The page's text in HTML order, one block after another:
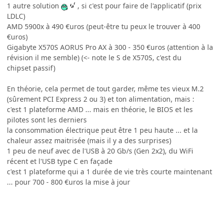
1 autre solution
, si c'est pour faire de l'applicatif (prix
LDLC)
AMD 5900x à 490 €uros (peut-être tu peux le trouver à 400
€uros)
Gigabyte X570S AORUS Pro AX à 300 - 350 €uros (attention à la
révision il me semble) (<- note le S de X570S, c'est du
chipset passif)
En théorie, cela permet de tout garder, même tes vieux M.2
(sûrement PCI Express 2 ou 3) et ton alimentation, mais :
c'est 1 plateforme AMD ... mais en théorie, le BIOS et les
pilotes sont les derniers
la consommation électrique peut être 1 peu haute ... et la
chaleur assez maitrisée (mais il y a des surprises)
1 peu de neuf avec de l'USB à 20 Gb/s (Gen 2x2), du WiFi
récent et l'USB type C en façade
c'est 1 plateforme qui a 1 durée de vie très courte maintenant
... pour 700 - 800 €uros la mise à jour